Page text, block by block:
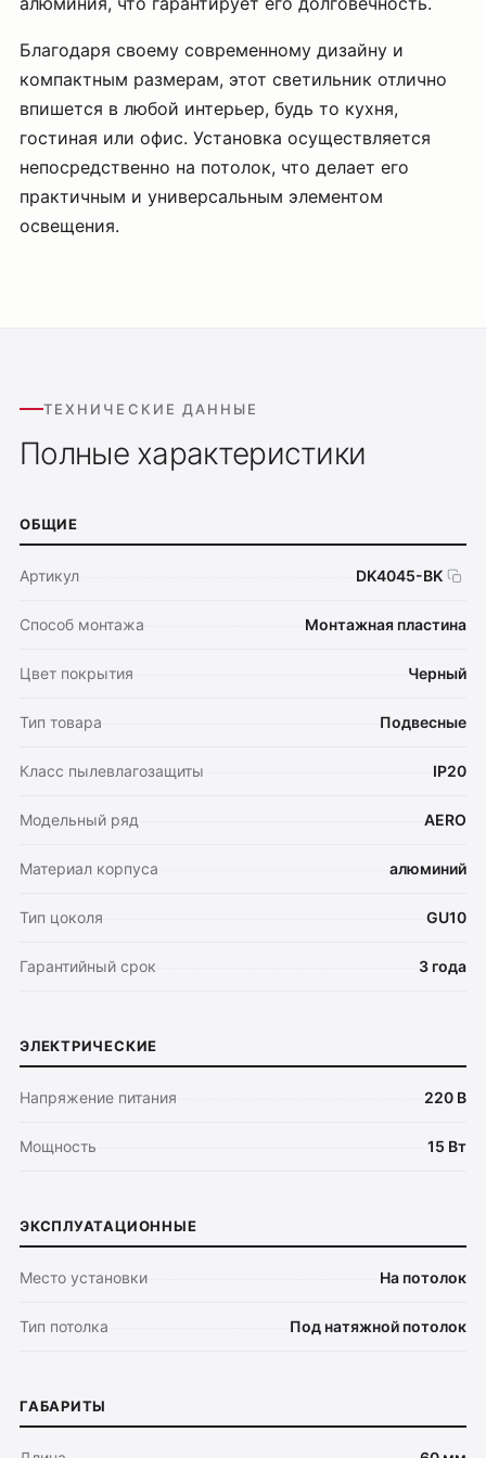
Благодаря своему современному дизайну и
компактным размерам, этот светильник отлично
впишется в любой интерьер, будь то кухня,
гостиная или офис. Установка осуществляется
непосредственно на потолок, что делает его
практичным и универсальным элементом
освещения.
ТЕХНИЧЕСКИЕ ДАННЫЕ
Полные характеристики
ОБЩИЕ
Артикул DK4045-BK
Способ монтажа Монтажная пластина
Цвет покрытия Черный
Тип товара Подвесные
Класс пылевлагозащиты IP20
Модельный ряд AERO
Материал корпуса алюминий
Тип цоколя GU10
Гарантийный срок 3 года
ЭЛЕКТРИЧЕСКИЕ
Напряжение питания 220 В
Мощность 15 Вт
ЭКСПЛУАТАЦИОННЫЕ
Место установки На потолок
Тип потолка Под натяжной потолок
ГАБАРИТЫ
Трековые системы
Потолочные подвесные
Каталог
Оплата